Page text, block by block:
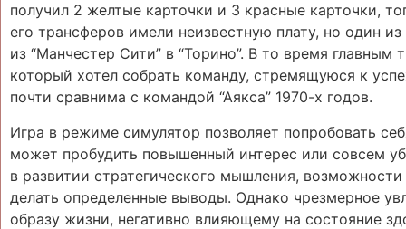
получил 2 желтые карточки и 3 красные карточки,
его трансферов имели неизвестную плату, но один
из “Манчестер Сити” в “Торино”. В то время
который хотел собрать команду, стремящуюся к
почти сравнима с командой “Аякса” 1970-х годов.
Игра в режиме симулятор позволяет попробовать
может пробудить повышенный интерес или совсем
в развитии стратегического мышления,
делать определенные выводы. Однако чрезмерное
образу жизни, негативно влияющему на состояние